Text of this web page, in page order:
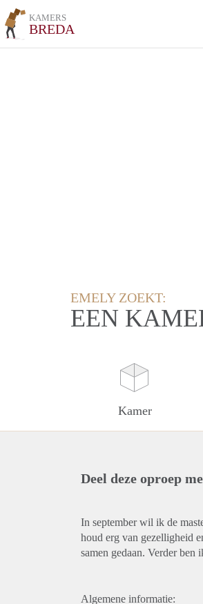
KAMERS
BREDA
EMELY ZOEKT:
EEN
Kamer
Deel deze oproep
In september wil ik de
houd erg van gezelligheid
samen gedaan. Verder
Algemene informatie: